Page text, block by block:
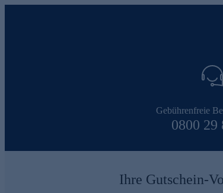
Gebührenfreie
0800 29
Ihre Gutschein-